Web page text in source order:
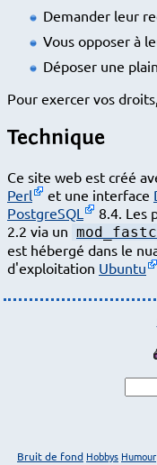
Demander leur
Vous opposer à
Déposer une
Pour exercer vos droits,
Technique
Ce site web est créé
Perl
et une interface
PostgreSQL
8.4. Les
2.2 via un
est hébergé dans le
d'exploitation Ubuntu
Bruit de fond Hobbys Humour